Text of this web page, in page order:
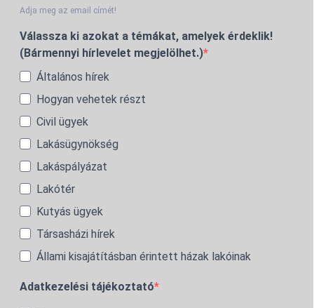
Adja meg az email címét!
Válassza ki azokat a témákat, amelyek érdeklik!
(Bármennyi hírlevelet megjelölhet.)
Általános hírek
Hogyan vehetek részt
Civil ügyek
Lakásügynökség
Lakáspályázat
Lakótér
Kutyás ügyek
Társasházi hírek
Állami kisajátításban érintett házak lakóinak
Adatkezelési tájékoztató